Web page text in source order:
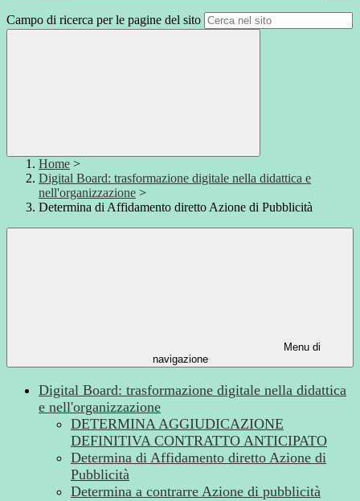
Campo di ricerca per le pagine del sito
Home >
Digital Board: trasformazione digitale nella didattica e
nell'organizzazione >
Determina di Affidamento diretto Azione di Pubblicità
Menu di
navigazione
Digital Board: trasformazione digitale nella didattica
e nell'organizzazione
DETERMINA AGGIUDICAZIONE
DEFINITIVA CONTRATTO ANTICIPATO
Determina di Affidamento diretto Azione di
Pubblicità
Determina a contrarre Azione di pubblicità